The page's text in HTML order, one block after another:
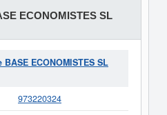
ECONOMISTES SL
ECONOMISTES SL
973220324